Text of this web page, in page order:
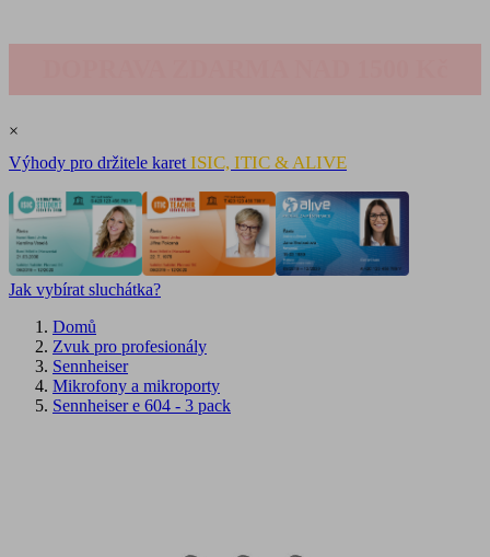
×
Výhody pro držitele karet ISIC, ITIC & ALIVE
Jak vybírat sluchátka?
Domů
Zvuk pro profesionály
Sennheiser
Mikrofony a mikroporty
Sennheiser e 604 - 3 pack